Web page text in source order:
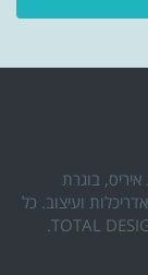
בוגרת
ועיצוב. כל